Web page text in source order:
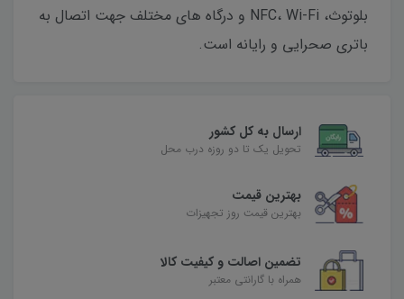
بلوتوث، NFC، Wi-Fi و درگاه های مختلف جهت اتصال به
باتری صحرایی و رایانه است.
ارسال به کل کشور
تحویل یک تا دو روزه درب محل
بهترین قیمت
بهترین قیمت روز تجهیزات
تضمین اصالت و کیفیت کالا
همراه با گارانتی معتبر